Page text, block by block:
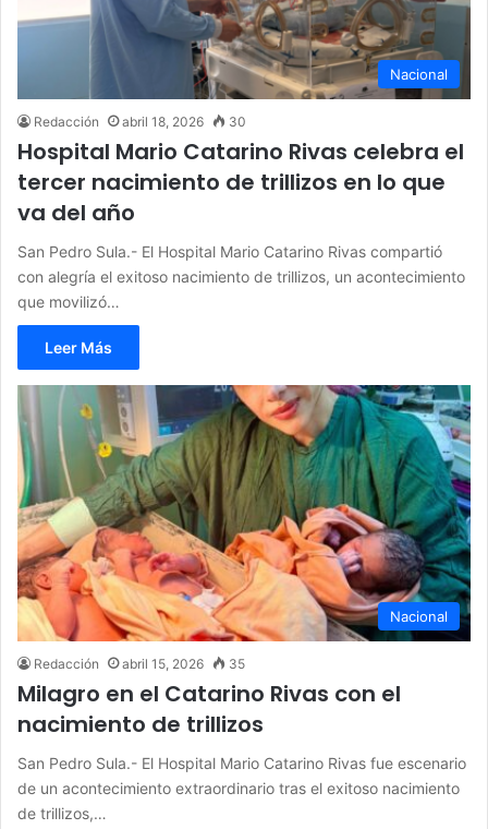
Nacional
Redacción abril 18, 2026 30
Hospital Mario Catarino Rivas celebra el
tercer nacimiento de trillizos en lo que
va del año
San Pedro Sula.- El Hospital Mario Catarino Rivas compartió
con alegría el exitoso nacimiento de trillizos, un acontecimiento
que movilizó…
Leer Más
Nacional
Redacción abril 15, 2026 35
Milagro en el Catarino Rivas con el
nacimiento de trillizos
San Pedro Sula.- El Hospital Mario Catarino Rivas fue escenario
de un acontecimiento extraordinario tras el exitoso nacimiento
de trillizos,…